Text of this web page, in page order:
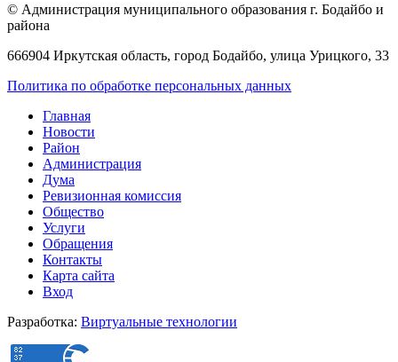
© Администрация муниципального образования г. Бодайбо и
района
666904 Иркутская область, город Бодайбо, улица Урицкого, 33
Политика по обработке персональных данных
Главная
Новости
Район
Администрация
Дума
Ревизионная комиссия
Общество
Услуги
Обращения
Контакты
Карта сайта
Вход
Разработка: Виртуальные технологии